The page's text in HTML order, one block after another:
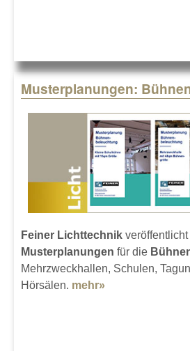
Musterplanungen:
Feiner Lichttechnik veröffentlicht
Musterplanungen für die
Mehrzweckhallen, Schulen,
Hörsälen. mehr»